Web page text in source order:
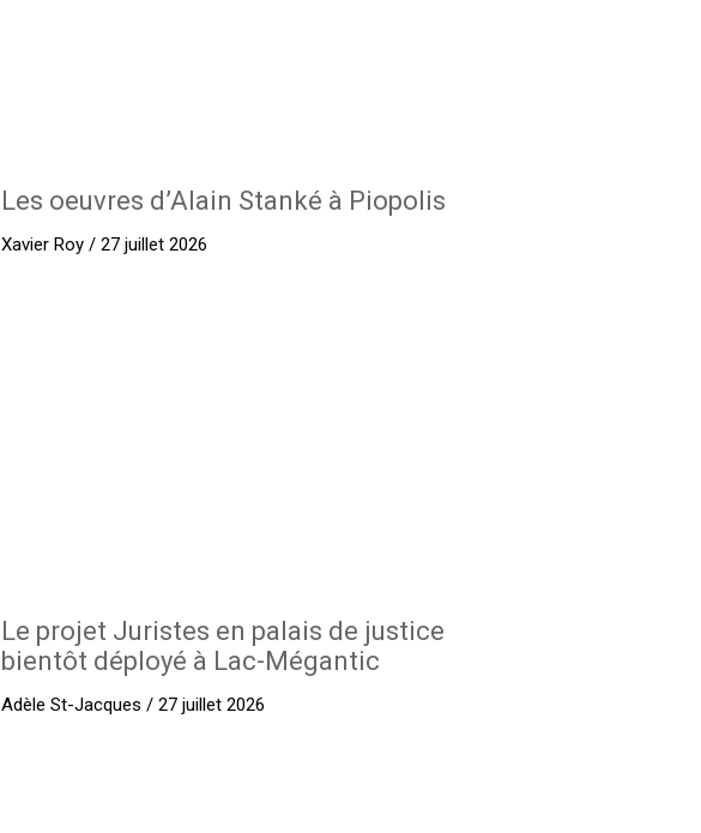
Les oeuvres d’Alain Stanké à Piopolis
Xavier Roy / 27 juillet 2026
Le projet Juristes en palais de justice
bientôt déployé à Lac-Mégantic
Adèle St-Jacques / 27 juillet 2026